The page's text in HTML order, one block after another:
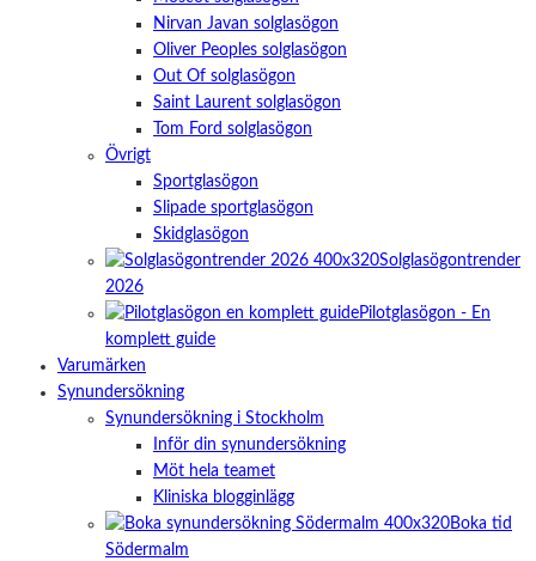
Nirvan Javan solglasögon
Oliver Peoples solglasögon
Out Of solglasögon
Saint Laurent solglasögon
Tom Ford solglasögon
Övrigt
Sportglasögon
Slipade sportglasögon
Skidglasögon
Solglasögontrender
2026
Pilotglasögon - En
komplett guide
Varumärken
Synundersökning
Synundersökning i Stockholm
Inför din synundersökning
Möt hela teamet
Kliniska blogginlägg
Boka tid
Södermalm